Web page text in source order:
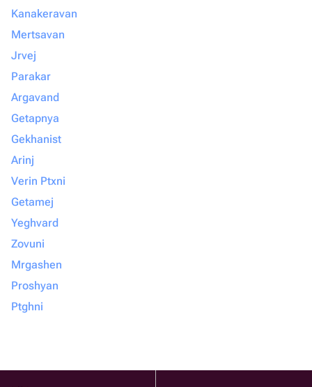
Kanakeravan
Mertsavan
Jrvej
Parakar
Argavand
Getapnya
Gekhanist
Arinj
Verin Ptxni
Getamej
Yeghvard
Zovuni
Mrgashen
Proshyan
Ptghni